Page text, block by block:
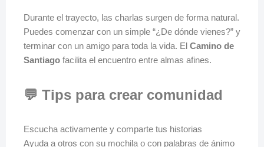
Durante el trayecto, las charlas surgen de forma natural.
Puedes comenzar con un simple “¿De dónde vienes?” y
terminar con un amigo para toda la vida. El Camino de
Santiago facilita el encuentro entre almas afines.
💬 Tips para crear comunidad
Escucha activamente y comparte tus historias
Ayuda a otros con su mochila o con palabras de ánimo